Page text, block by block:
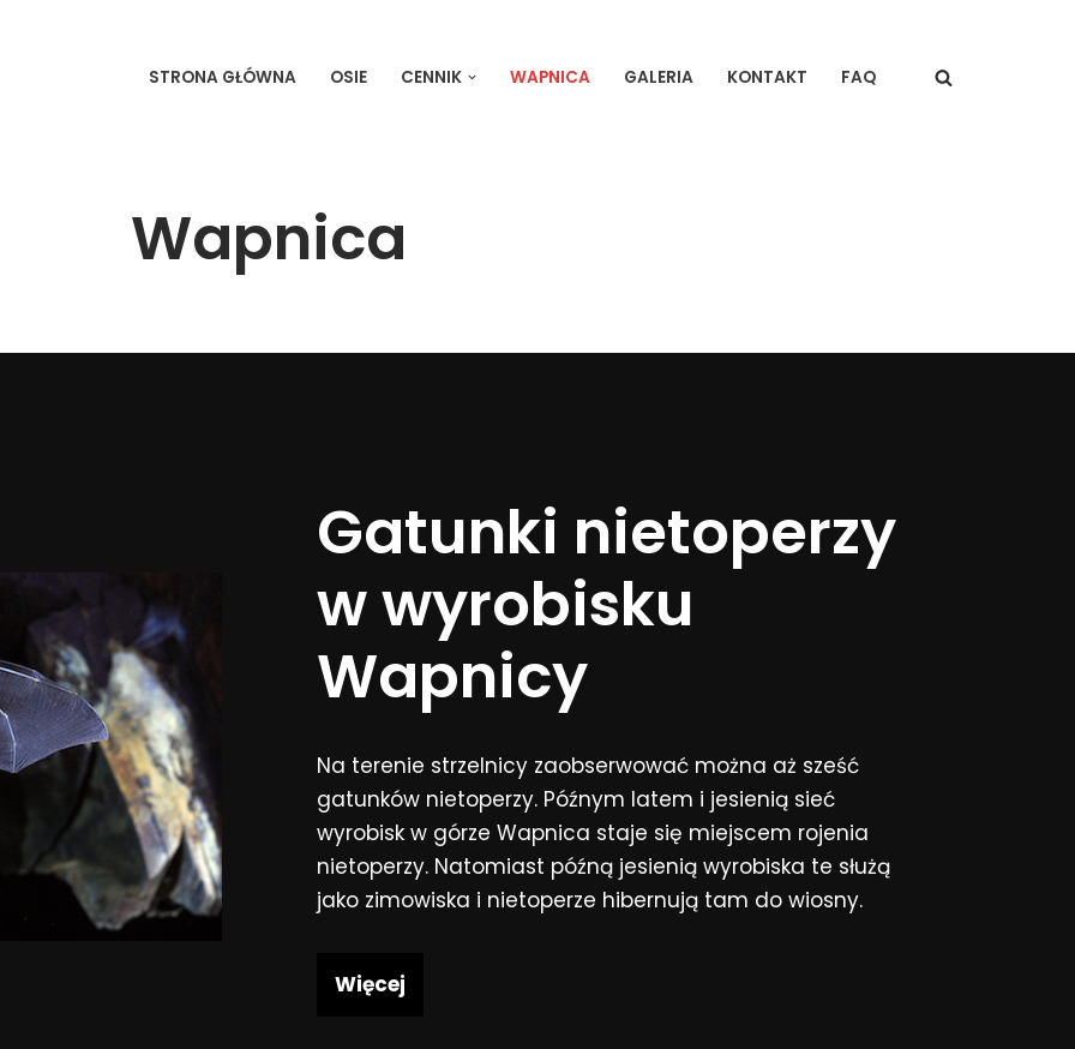
STRONA GŁÓWNA OSIE CENNIK WAPNICA GALERIA KONTAKT FAQ
Wapnica
Gatunki nietoperzy
w wyrobisku
Wapnicy
Na terenie strzelnicy zaobserwować można aż sześć
gatunków nietoperzy. Późnym latem i jesienią sieć
wyrobisk w górze Wapnica staje się miejscem rojenia
nietoperzy. Natomiast późną jesienią wyrobiska te służą
jako zimowiska i nietoperze hibernują tam do wiosny.
Więcej